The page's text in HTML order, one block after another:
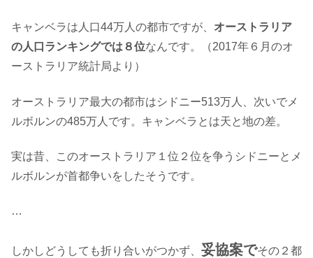
キャンベラは人口44万人の都市ですが、 オーストラリア
の人口ランキングでは８位なんです。（2017年６月のオ
ーストラリア統計局より）
オーストラリア最大の都市はシドニー513万人、次いでメ
ルボルンの485万人です。キャンベラとは天と地の差。
実は昔、このオーストラリア１位２位を争うシドニーとメ
ルボルンが首都争いをしたそうです。
…
しかしどうしても折り合いがつかず、 妥協案でその２都